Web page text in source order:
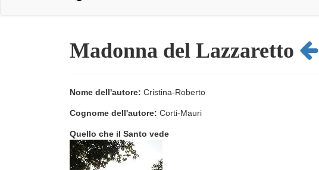
Madonna del Lazzaretto
Nome dell'autore: Cristina-Roberto
Cognome dell'autore: Corti-Mauri
Quello che il Santo vede